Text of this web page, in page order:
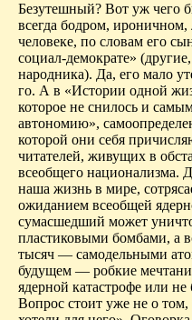
Безутешный? Вот уж чего
всегда бодром,
человеке, по словам его
социал-демократе»
народника). Да, его мало
го. А в «Истории одной
которое не снилось и
автономию»,
которой они себя
читателей, живущих в
всеобщего национализма.
наша жизнь в мире,
ожиданием всеобщей
сумасшедший может
пластиковыми бомбами, а
тысяч — самодельными
будущем — робкие
ядерной катастрофе или
Вопрос стоит уже не о том,